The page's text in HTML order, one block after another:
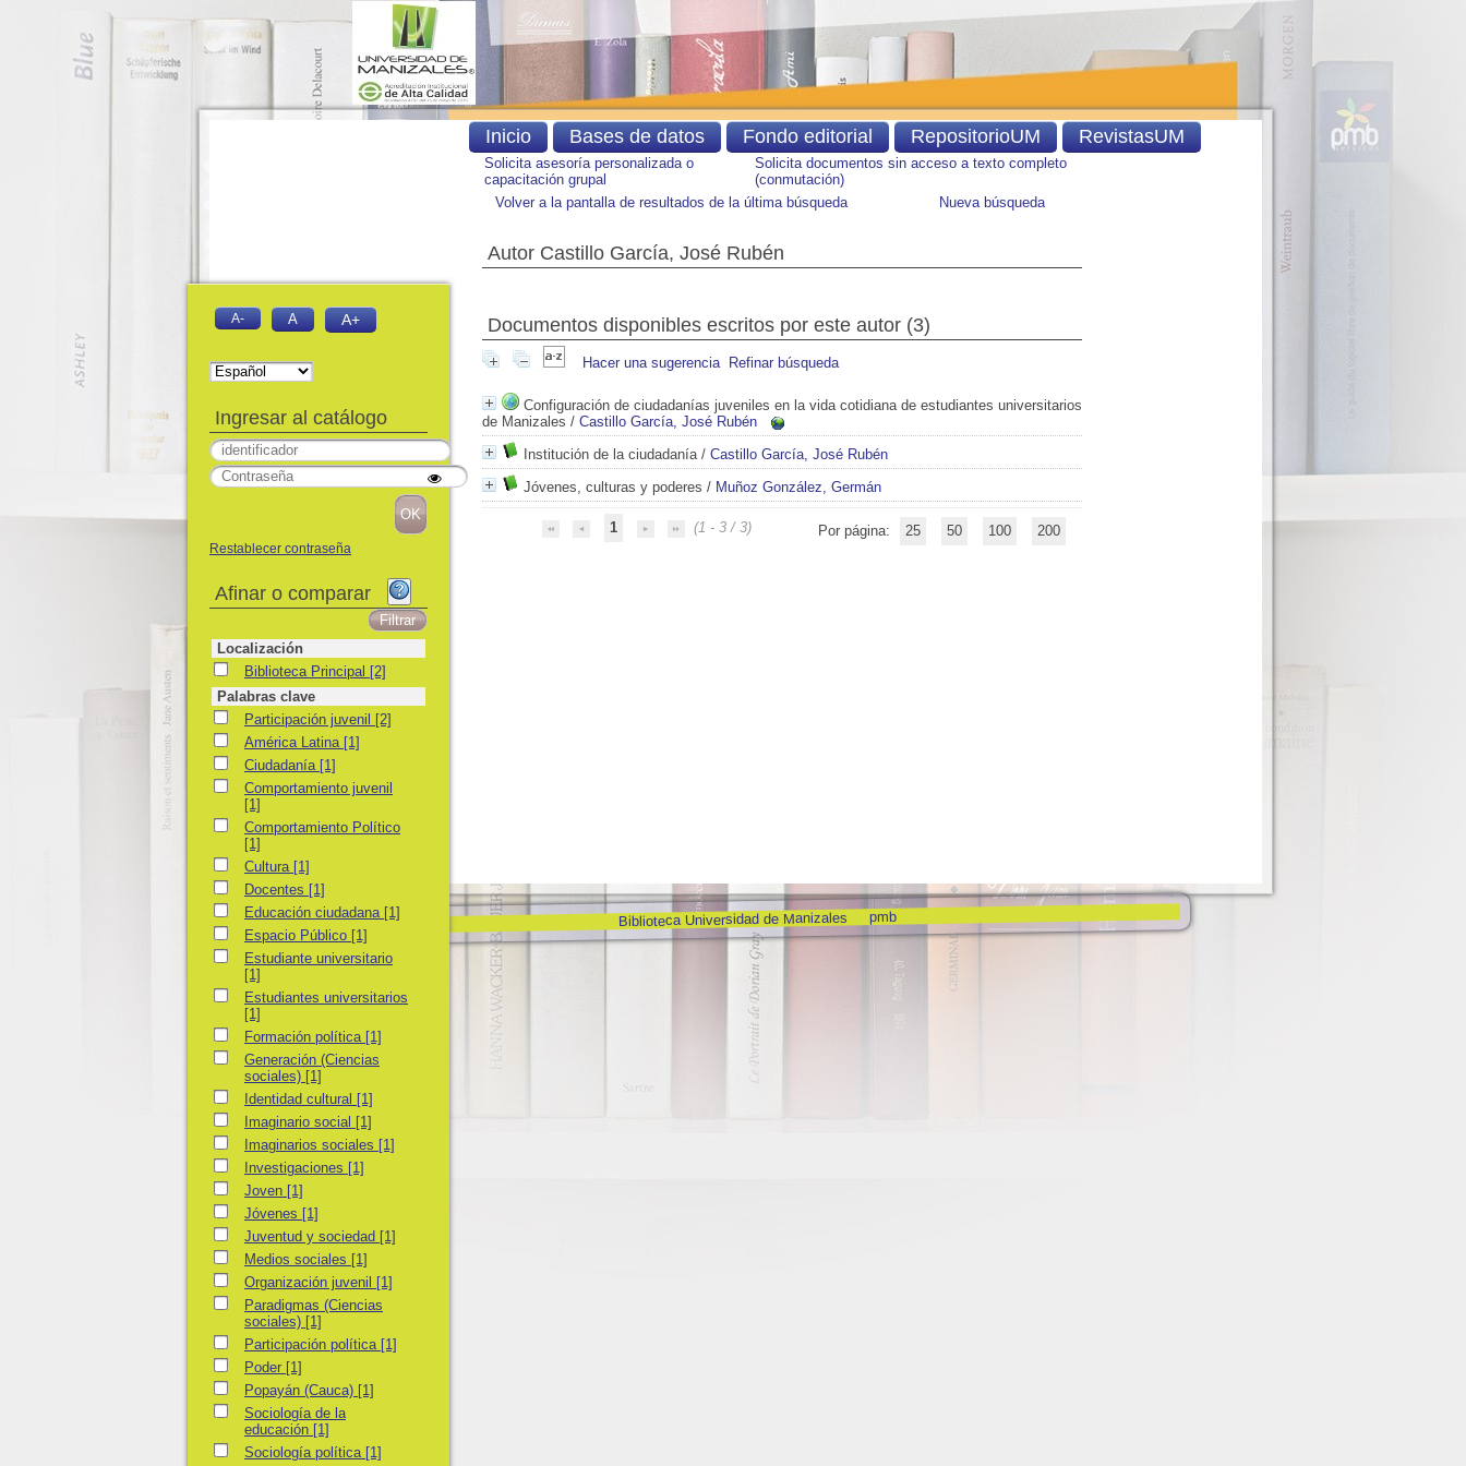
Solicita asesoría personalizada o
capacitación grupal
Solicita documentos sin acceso a texto completo
(conmutación)
Volver a la pantalla de resultados de la última búsqueda
Nueva búsqueda
Autor Castillo García, José Rubén
Documentos disponibles escritos por este autor (3)
Hacer una sugerencia Refinar búsqueda
Configuración de ciudadanías juveniles en la vida cotidiana de estudiantes universitarios
de Manizales / Castillo García, José Rubén
Institución de la ciudadanía/ Castillo García, José Rubén
Jóvenes, culturas y poderes / Muñoz González, Germán
1 (1 - 3 / 3) Por página: 25 50 100 200
Biblioteca Universidad de Manizales pmb
Inicio Bases de datos Fondo editorial RepositorioUM RevistasUM
A- A A+
Ingresar al catálogo
Restablecer contraseña
Afinar o comparar
Localización
Biblioteca Principal
Biblioteca Principal [2]
Palabras clave
Participación juvenil
Participación juvenil
[2]
América Latina
América Latina [1]
Ciudadanía
Ciudadanía [1]
Comportamiento juvenil
Comportamiento juvenil
[1]
Comportamiento Político
Comportamiento Político
[1]
CulturaCultura [1]
DocentesDocentes [1]
Educación ciudadana
Educación ciudadana [1]
Espacio Público
Espacio Público [1]
Estudiante universitario
Estudiante universitario
[1]
Estudiantes universitarios
Estudiantes universitarios
[1]
Formación política
Formación política [1]
Generación (Ciencias sociales)
Generación (Ciencias
sociales) [1]
Identidad cultural
Identidad cultural [1]
Imaginario social
Imaginario social [1]
Imaginarios sociales
Imaginarios sociales [1]
Investigaciones
Investigaciones [1]
JovenJoven [1]
JóvenesJóvenes [1]
Juventud y sociedad
Juventud y sociedad [1]
Medios sociales
Medios sociales [1]
Organización juvenil
Organización juvenil
[1]
Paradigmas (Ciencias sociales)
Paradigmas (Ciencias
sociales) [1]
Participación política
Participación política [1]
PoderPoder [1]
Popayán (Cauca)
Popayán (Cauca) [1]
Sociología de la educación
Sociología de la
educación [1]
Sociología política
Sociología política [1]